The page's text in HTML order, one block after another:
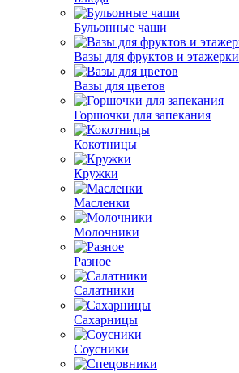
Бульонные чаши
Вазы для фруктов и этажерки
Вазы для цветов
Горшочки для запекания
Кокотницы
Кружки
Масленки
Молочники
Разное
Салатники
Сахарницы
Соусники